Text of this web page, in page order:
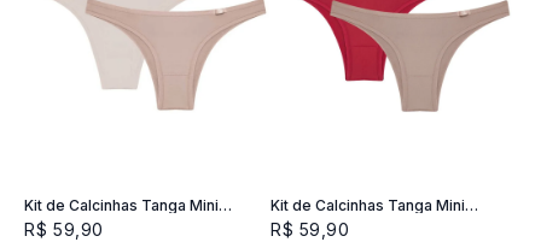
Kit de Calcinhas Tanga Mini
Classic 02- 2 und
R$ 59 90
Kit de Calcinhas Tanga Mini
Classic 02- 2 und
R$ 59 ,90